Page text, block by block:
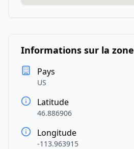
Informations sur la zone
Pays
US
Latitude
46.886906
Longitude
-113.963915